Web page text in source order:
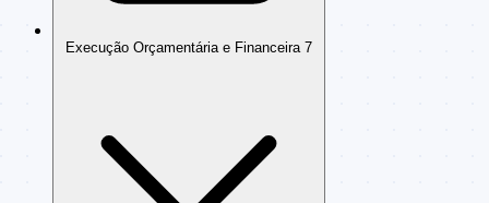
Execução Orçamentária e Financeira 7